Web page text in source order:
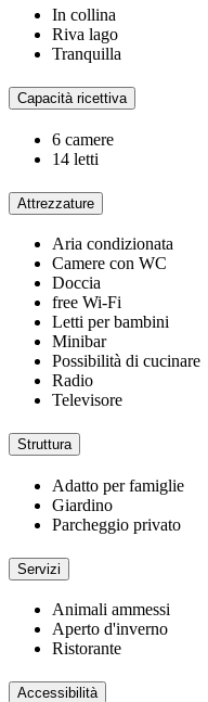
In collina
Riva lago
Tranquilla
Capacità ricettiva
6 camere
14 letti
Attrezzature
Aria condizionata
Camere con WC
Doccia
free Wi-Fi
Letti per bambini
Minibar
Possibilità di cucinare
Radio
Televisore
Struttura
Adatto per famiglie
Giardino
Parcheggio privato
Servizi
Animali ammessi
Aperto d'inverno
Ristorante
Accessibilità